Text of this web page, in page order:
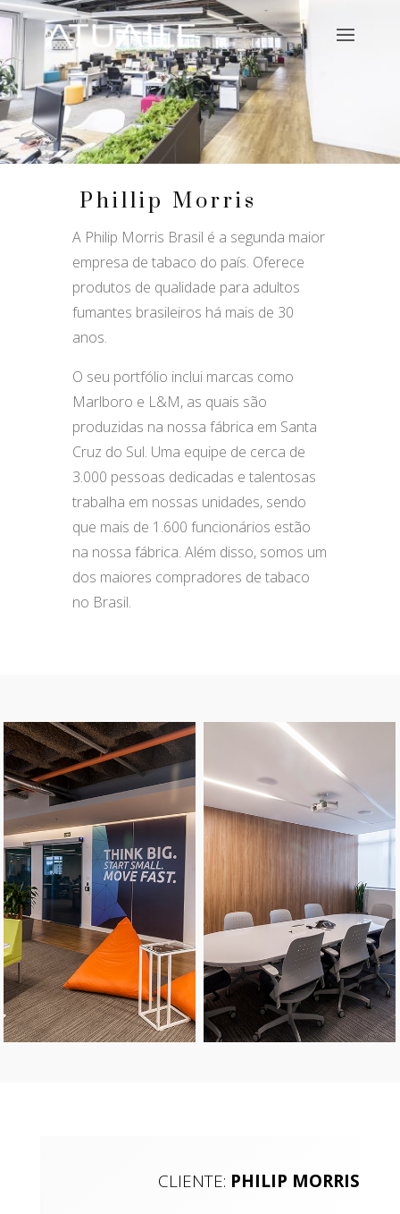
Phillip Morris
A Philip Morris Brasil é a segunda maior
empresa de tabaco do país. Oferece
produtos de qualidade para adultos
fumantes brasileiros há mais de 30
anos.
O seu portfólio inclui marcas como
Marlboro e L&M, as quais são
produzidas na nossa fábrica em Santa
Cruz do Sul. Uma equipe de cerca de
3.000 pessoas dedicadas e talentosas
trabalha em nossas unidades, sendo
que mais de 1.600 funcionários estão
na nossa fábrica. Além disso, somos um
dos maiores compradores de tabaco
no Brasil.
CLIENTE: PHILIP MORRIS